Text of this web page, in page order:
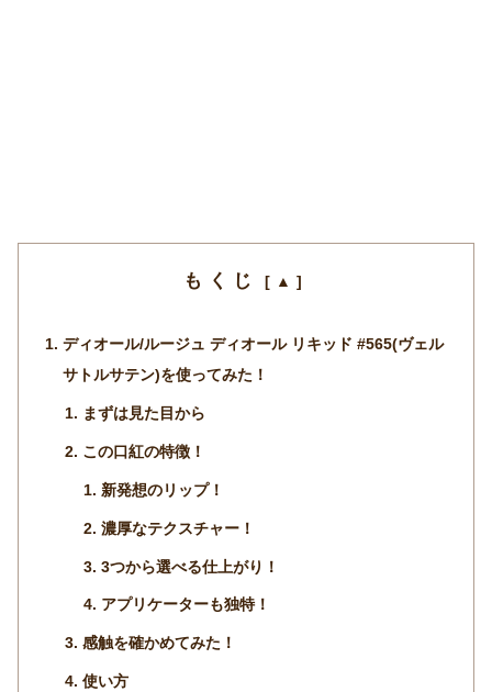
もくじ
ディオール/ルージュ ディオール リキッド #565(ヴェル
サトルサテン)を使ってみた！
まずは見た目から
この口紅の特徴！
新発想のリップ！
濃厚なテクスチャー！
3つから選べる仕上がり！
アプリケーターも独特！
感触を確かめてみた！
使い方